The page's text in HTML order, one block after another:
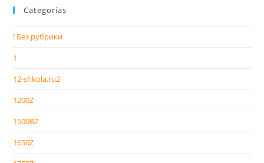
Categorías
! Без рубрики
1
12-shkola.ru2
1200Z
1500BZ
1650Z